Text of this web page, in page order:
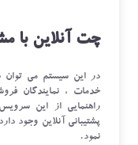
چت آنلاین با
در این سیستم می توان
خدمات ، نمایندگان
راهنمایی از این
پشتیبانی آنلاین وجود
نمود.